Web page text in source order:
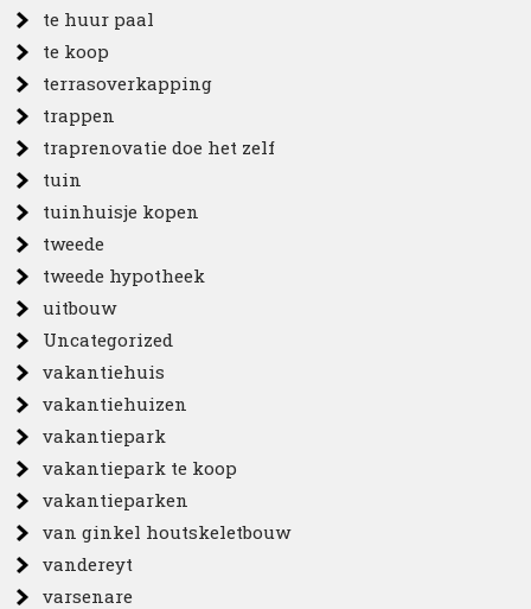
te huur paal
te koop
terrasoverkapping
trappen
traprenovatie doe het zelf
tuin
tuinhuisje kopen
tweede
tweede hypotheek
uitbouw
Uncategorized
vakantiehuis
vakantiehuizen
vakantiepark
vakantiepark te koop
vakantieparken
van ginkel houtskeletbouw
vandereyt
varsenare